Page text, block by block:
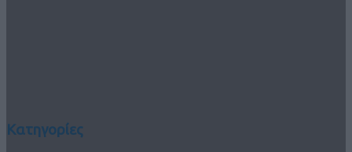
Κατηγορίες